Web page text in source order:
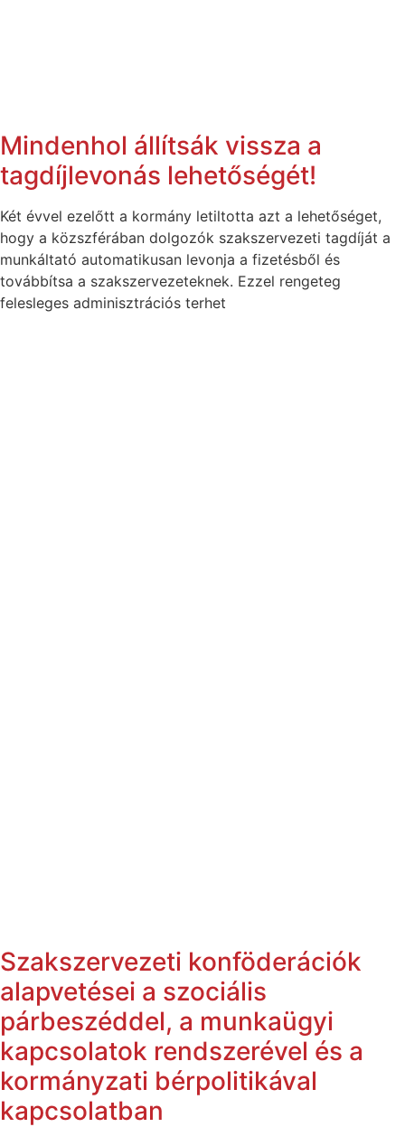
Mindenhol állítsák vissza a
tagdíjlevonás lehetőségét!
Két évvel ezelőtt a kormány letiltotta azt a lehetőséget,
hogy a közszférában dolgozók szakszervezeti tagdíját a
munkáltató automatikusan levonja a fizetésből és
továbbítsa a szakszervezeteknek. Ezzel rengeteg
felesleges adminisztrációs terhet
Szakszervezeti konföderációk
alapvetései a szociális
párbeszéddel, a munkaügyi
kapcsolatok rendszerével és a
kormányzati bérpolitikával
kapcsolatban